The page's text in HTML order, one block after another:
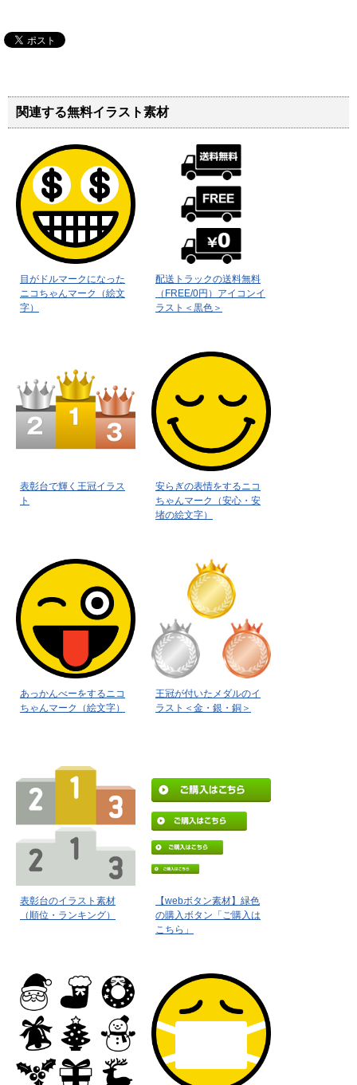
関連する無料イラスト素材
目がドルマークになった
ニコちゃんマーク（絵文
字）
配送トラックの送料無料
（FREE/0円）アイコンイ
ラスト＜黒色＞
表彰台で輝く王冠イラス
ト
安らぎの表情をするニコ
ちゃんマーク（安心・安
堵の絵文字）
あっかんべーをするニコ
ちゃんマーク（絵文字）
王冠が付いたメダルのイ
ラスト＜金・銀・銅＞
表彰台のイラスト素材
（順位・ランキング）
【webボタン素材】緑色
の購入ボタン「ご購入は
こちら」